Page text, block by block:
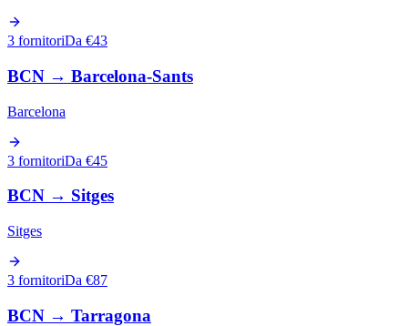
3 fornitoriDa €43
BCN → Barcelona-Sants
Barcelona
3 fornitoriDa €45
BCN → Sitges
Sitges
3 fornitoriDa €87
BCN → Tarragona